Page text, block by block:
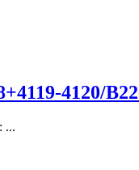
4120/
...